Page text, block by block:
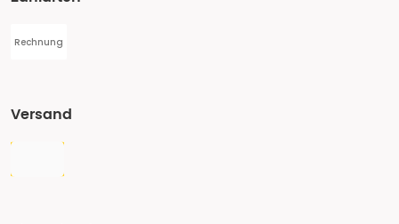
Rechnung
Versand